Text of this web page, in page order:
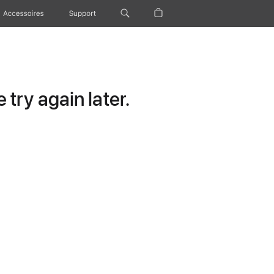
Accessoires Support
try again later.